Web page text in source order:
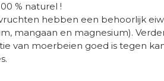
% naturel !
hebben een behoorlijk
mangaan en magnesium).
van moerbeien goed is tegen